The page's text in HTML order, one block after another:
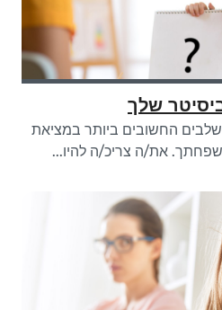
שלך
החשובים ביותר במציאת
את/ה צריכ/ה להיו...